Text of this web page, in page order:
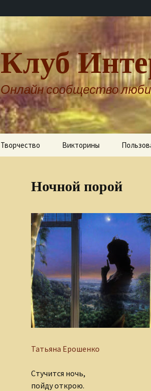
Клуб
Онлайн сообщество
Творчество
Александр Бернгардт
Александр Шпренгер
Алеся Борисюк
Андрей Плетенчук
Валерий Гусаров
Валентина Мельникова
Валентина Мешкова
Вероника Родкевич
Виктор Деобальд
Викторины
Ночной порой
Татьяна Ерошенко
Стучится ночь,
пойду открою.